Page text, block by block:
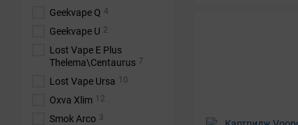
0
Top Pods
Upends 0
Vaporesso 0
VOOPOO 14
ZQ
Geekvape Q 4
Geekvape U 2
Lost Vape E Plus
Thelema\Centaurus 7
Lost Vape Ursa 10
Oxva Xlim 12
Smok Arco 3